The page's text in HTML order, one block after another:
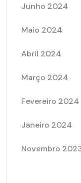
Junho 2024
Maio 2024
Abril 2024
Março 2024
Fevereiro 2024
Janeiro 2024
Novembro